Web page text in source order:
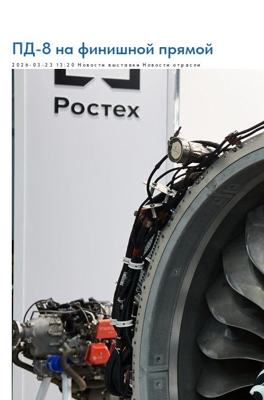
ПД-8 на финишной прямой
2026-03-23 13:20 Новости выставки Новости отрасли